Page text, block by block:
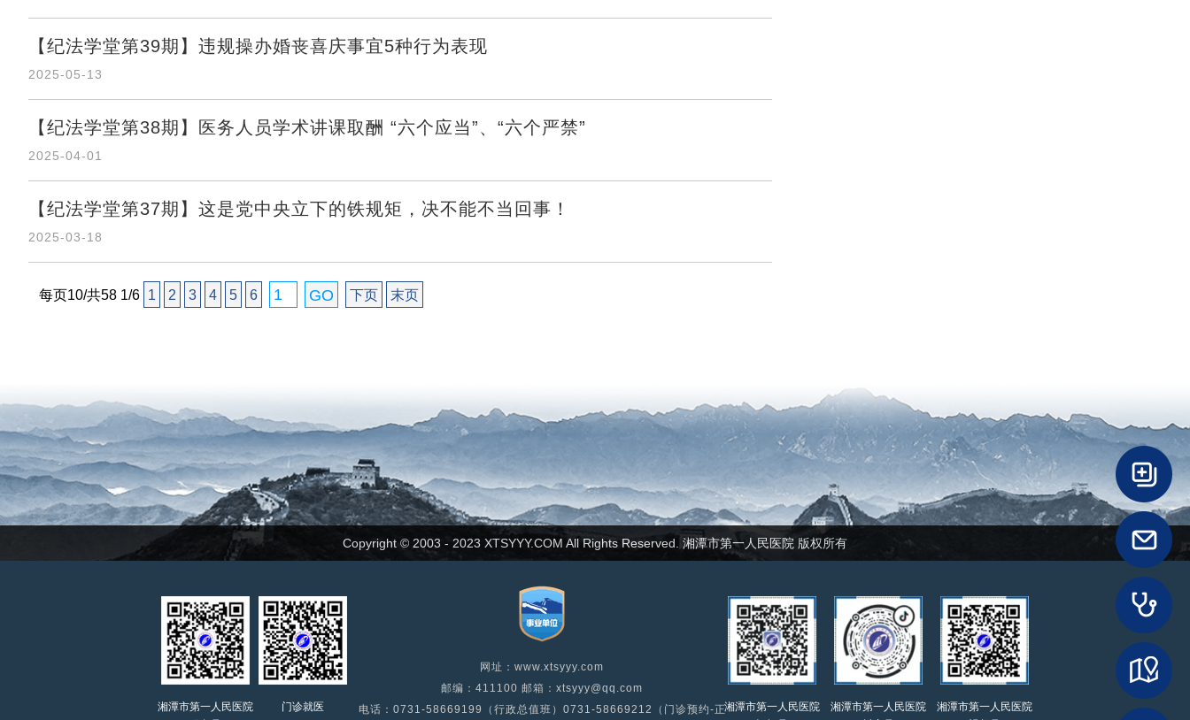
【纪法学堂第39期】违规操办婚丧喜庆事宜5种行为表现
2025-05-13
【纪法学堂第38期】医务人员学术讲课取酬 “六个应当”、“六个严禁”
2025-04-01
【纪法学堂第37期】这是党中央立下的铁规矩，决不能不当回事！
2025-03-18
每页10/共58 1/6 1 2 3 4 5 6 下页 末页
Copyright © 2003 - 2023 XTSYYY.COM All Rights Reserved. 湘潭市第一人民医院 版权所有
湘潭市第一人民医院
门诊就医
网址：www.xtsyyy.com
邮编：411100 邮箱：xtsyyy@qq.com
电话：0731-58669199（行政总值班）0731-58669212（门诊预约-正湘潭市第一人民医院
湘潭市第一人民医院
湘潭市第一人民医院